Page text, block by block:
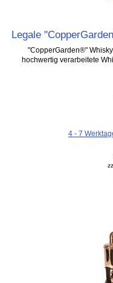
Legale
"CopperGarden®"
hochwertig verarbeitete
4 - 7